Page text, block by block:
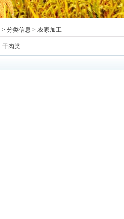
> 分类信息 > 农家加工
干肉类